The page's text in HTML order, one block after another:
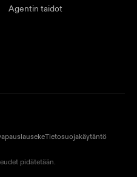
Agentin taidot
Tietosuojakäytäntö
pidätetään.